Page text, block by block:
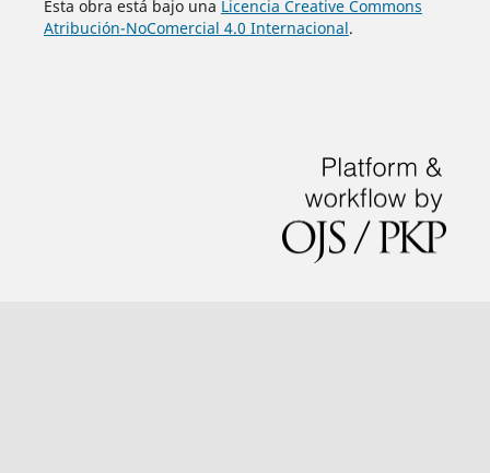
Esta obra está bajo una Licencia Creative Commons
Atribución-NoComercial 4.0 Internacional.